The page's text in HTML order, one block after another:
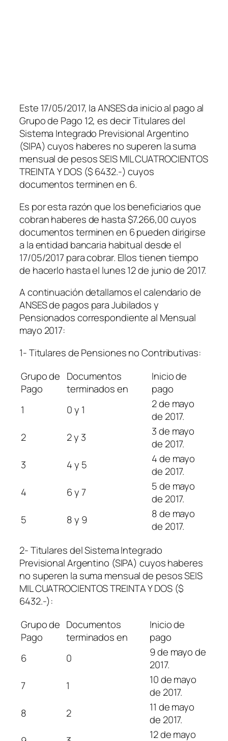
Este 17/05/2017, la ANSES da inicio al pago al
Grupo de Pago 12, es decir Titulares del
Sistema Integrado Previsional Argentino
(SIPA) cuyos haberes no superen la suma
mensual de pesos SEIS MIL CUATROCIENTOS
TREINTA Y DOS ($ 6432.-) cuyos
documentos terminen en 6.
Es por esta razón que los beneficiarios que
cobran haberes de hasta $7.266,00 cuyos
documentos terminen en 6 pueden dirigirse
a la entidad bancaria habitual desde el
17/05/2017 para cobrar. Ellos tienen tiempo
de hacerlo hasta el lunes 12 de junio de 2017.
A continuación detallamos el calendario de
ANSES de pagos para Jubilados y
Pensionados correspondiente al Mensual
mayo 2017:
1- Titulares de Pensiones no Contributivas:
Grupo de
Pago
Documentos
terminados en
Inicio de
pago
1
0 y 1
2 de mayo
de 2017.
2
2 y 3
3 de mayo
de 2017.
3
4 y 5
4 de mayo
de 2017.
4
6 y 7
5 de mayo
de 2017.
5
8 y 9
8 de mayo
de 2017.
2- Titulares del Sistema Integrado
Previsional Argentino (SIPA) cuyos haberes
no superen la suma mensual de pesos SEIS
MIL CUATROCIENTOS TREINTA Y DOS ($
6432.-):
Grupo de
Pago
Documentos
terminados en
Inicio de
pago
6
0
9 de mayo de
2017.
7
1
10 de mayo
de 2017.
8
2
11 de mayo
de 2017.
12 de mayo